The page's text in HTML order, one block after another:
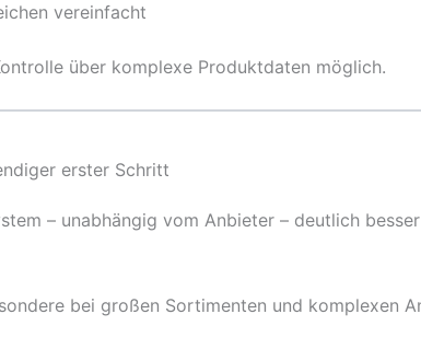
vereinfacht
über komplexe Produktdaten möglich.
erster Schritt
– unabhängig vom Anbieter – deutlich
bei großen Sortimenten und komplexen